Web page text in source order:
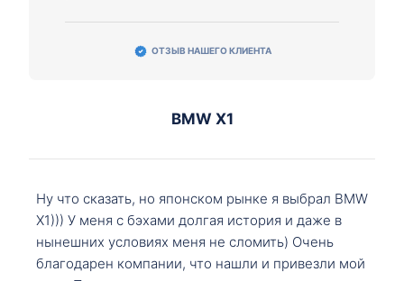
ОТЗЫВ НАШЕГО КЛИЕНТА
BMW X1
Ну что сказать, но японском рынке я выбрал BMW
X1))) У меня с бэхами долгая история и даже в
нынешних условиях меня не сломить) Очень
благодарен компании, что нашли и привезли мой